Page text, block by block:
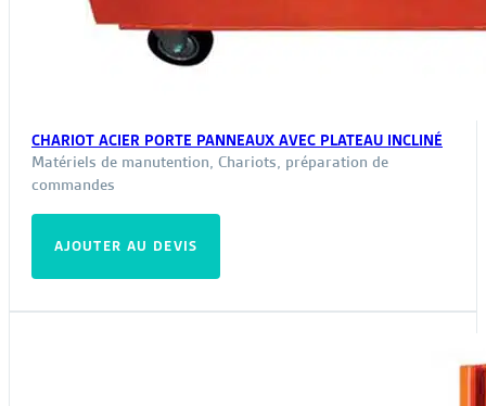
CHARIOT ACIER PORTE PANNEAUX AVEC PLATEAU INCLINÉ
Matériels de manutention, Chariots, préparation de
commandes
AJOUTER AU DEVIS